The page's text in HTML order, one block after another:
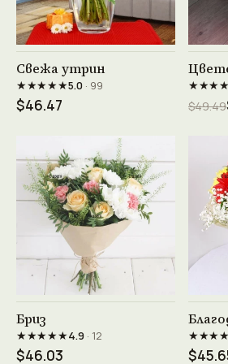
Виж продукта →
Свежа утрин
★★★★★5.0· 99
$46.47 $49.49
Бриз
★★★★★4.9· 12
$46.03